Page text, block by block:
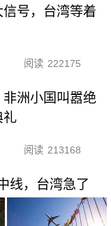
信号，台湾等着
阅读 222175
洲小国叫嚣绝
礼
阅读 213168
线，台湾急了